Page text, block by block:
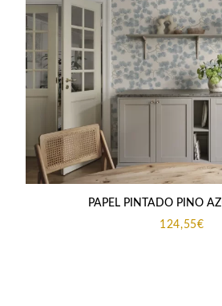
PAPEL PINTADO PINO
124,55€